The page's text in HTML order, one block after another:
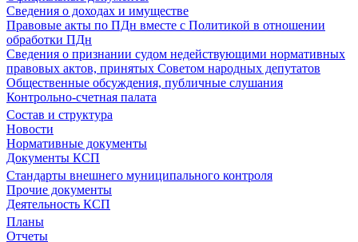
Сведения о доходах и имуществе
Правовые акты по ПДн вместе с Политикой в отношении
обработки ПДн
Сведения о признании судом недействующими нормативных
правовых актов, принятых Советом народных депутатов
Общественные обсуждения, публичные слушания
Контрольно-счетная палата
Состав и структура
Новости
Нормативные документы
Документы КСП
Стандарты внешнего муниципального контроля
Прочие документы
Деятельность КСП
Планы
Отчеты